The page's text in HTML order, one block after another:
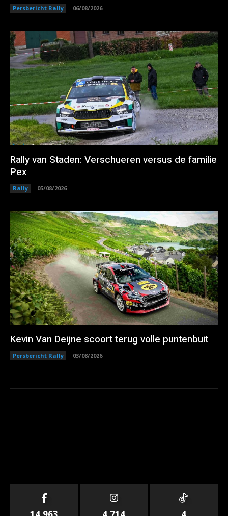
Persbericht Rally 06/08/2026
Rally van Staden: Verschueren versus de familie
Pex
Rally 05/08/2026
Kevin Van Deijne scoort terug volle puntenbuit
Persbericht Rally 03/08/2026